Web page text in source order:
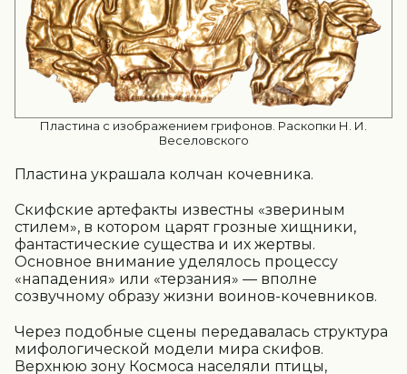
Пластина с изображением грифонов. Раскопки Н. И.
Веселовского
Пластина украшала колчан кочевника.
Скифские артефакты известны «звериным
стилем», в котором царят грозные хищники,
фантастические существа и их жертвы.
Основное внимание уделялось процессу
«нападения» или «терзания» — вполне
созвучному образу жизни воинов-кочевников.
Через подобные сцены передавалась структура
мифологической модели мира скифов.
Верхнюю зону Космоса населяли птицы,